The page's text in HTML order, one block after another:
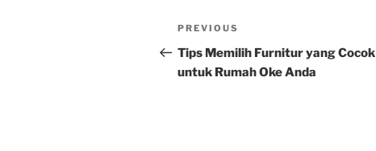
Post
navigation
Previous
Post
PREVIOUS
Tips Memilih Furnitur yang Cocok
untuk Rumah Oke Anda